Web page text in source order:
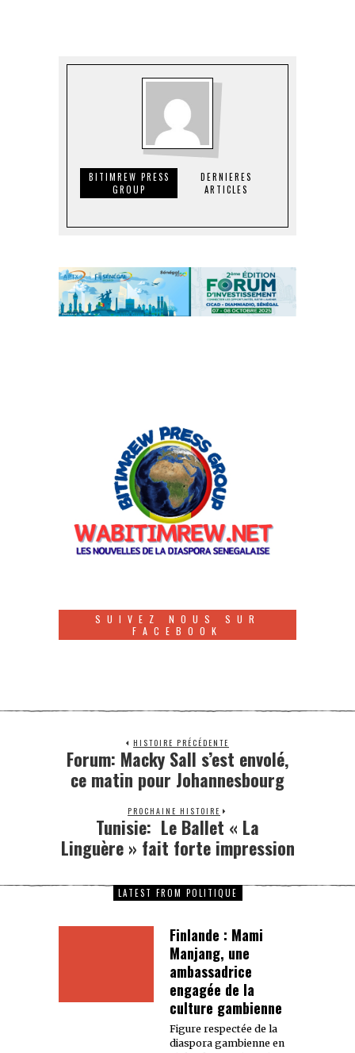
BITIMREW PRESS
GROUP
DERNIERES
ARTICLES
SUIVEZ NOUS SUR
FACEBOOK
HISTOIRE PRÉCÉDENTE
Forum: Macky Sall s’est envolé,
ce matin pour Johannesbourg
PROCHAINE HISTOIRE
Tunisie: Le Ballet « La
Linguère » fait forte impression
LATEST FROM POLITIQUE
Finlande : Mami
Manjang, une
ambassadrice
engagée de la
culture gambienne
Figure respectée de la
diaspora gambienne en